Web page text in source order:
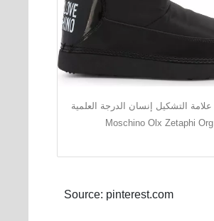
علامة التشكيل إنسان الدرجة العلمية Bocanci
Moschino Olx Zetaphi Org
Source: pinterest.com